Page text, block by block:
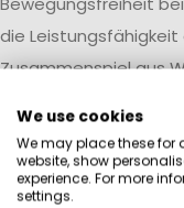
die
Zusammenspiel aus
Robustheit und
abgestimmten
We use cookies
We may place these for
website, show
experience. For more
settings.